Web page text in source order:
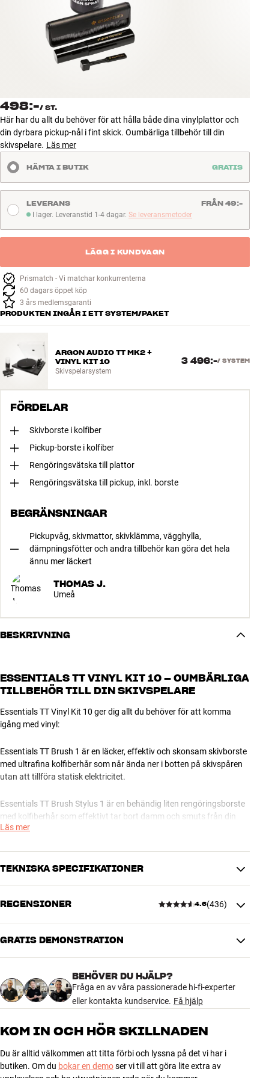
INSPIRATION
ERBJUDANDEN
Hitta Butik
Kundtjänst
Logga in
Kundtjänst
Bygg med ljud
498:-/ ST.
Här har du allt du behöver för att hålla både dina vinylplattor och
din dyrbara pickup-nål i fint skick. Oumbärliga tillbehör till din
skivspelare. Läs mer
HÄMTA I BUTIK GRATIS
I lager. Leveranstid 1-4 dagar
I lager. Leveranstid 1-4 dagar. Se leveransmetoder
LEVERANS FRÅN 49:-
LÄGG I KUNDVAGN
Prismatch - Vi matchar konkurrenterna
60 dagars öppet köp
3 års medlemsgaranti
PRODUKTEN INGÅR I ETT SYSTEM/PAKET
ARGON AUDIO TT MK2 +
VINYL KIT 10
Skivspelarsystem
3 496:-/ SYSTEM
FÖRDELAR
Skivborste i kolfiber
Pickup-borste i kolfiber
Rengöringsvätska till plattor
Rengöringsvätska till pickup, inkl. borste
BEGRÄNSNINGAR
Pickupvåg, skivmattor, skivklämma, vägghylla,
dämpningsfötter och andra tillbehör kan göra det hela
ännu mer läckert
THOMAS J.
Umeå
BESKRIVNING
ESSENTIALS TT VINYL KIT 10 – OUMBÄRLIGA
TILLBEHÖR TILL DIN SKIVSPELARE
Essentials TT Vinyl Kit 10 ger dig allt du behöver för att komma
igång med vinyl:
Essentials TT Brush 1 är en läcker, effektiv och skonsam skivborste
med ultrafina kolfiberhår som når ända ner i botten på skivspåren
utan att tillföra statisk elektricitet.
Essentials TT Brush Stylus 1 är en behändig liten rengöringsborste
med kolfiberhår som effektivt tar bort damm och smuts från din
pickupnål.
rengöringsvätska som tar bort damm, smuts och fingeravtryck
Essentials TT Record Clean är en mycket skonsam
rengöringsvätska, inkl. specialdesignad borste, som kan göra din
Mer från Essentials
Läs mer
TEKNISKA SPECIFIKATIONER
DIMENSIONER OCH DESIGN
Färg
Svart
Vikt (kg)
Mått (förpackning)
djup)
GENERELLA EGENSKAPER
Skivborste i kolfiber
Rengöringsvätska till plattor
Rengöringsvätska till pickup, inkl. borste
RECENSIONER 4.6(436)
4.6
436 recensioner
3
GRATIS DEMONSTRATION
BEHÖVER DU HJÄLP?
Fråga en av våra passionerade hi-fi-experter
eller kontakta kundservice. Få hjälp
KOM IN OCH HÖR SKILLNADEN
Du är alltid välkommen att titta förbi och lyssna på det vi har i
butiken. Om du bokar en demoser vi till att göra lite extra av